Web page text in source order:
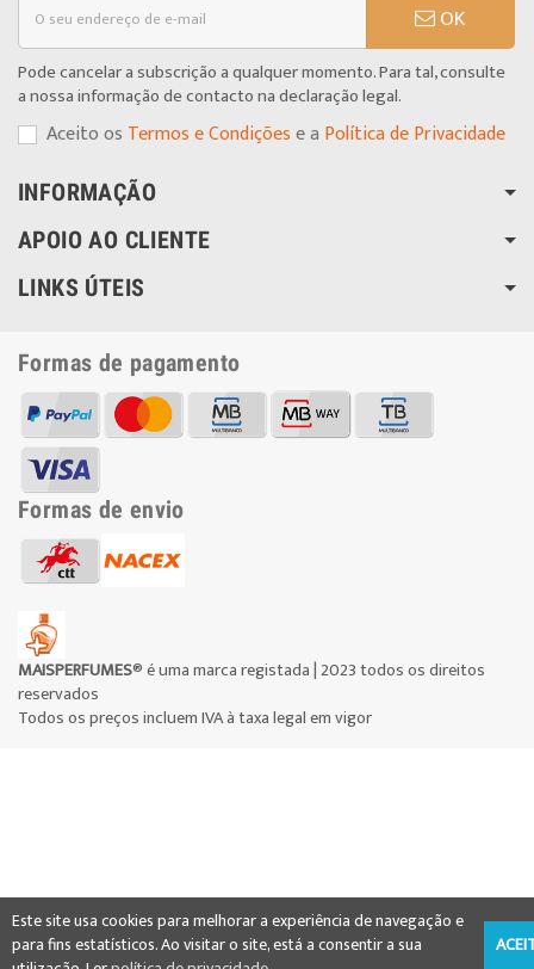
OK
Pode cancelar a subscrição a qualquer momento. Para tal, consulte
a nossa informação de contacto na declaração legal.
Aceito os Termos e Condiçõese a Política de Privacidade
INFORMAÇÃO
APOIO AO CLIENTE
LINKS ÚTEIS
Formas de pagamento
Formas de envio
MAISPERFUMES® é uma marca registada | 2023 todos os direitos
reservados
Todos os preços incluem IVA à taxa legal em vigor
Este site usa cookies para melhorar a experiência de navegação e
para fins estatísticos. Ao visitar o site, está a consentir a sua